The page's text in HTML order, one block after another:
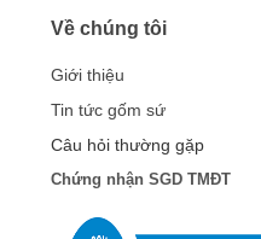
Về chúng tôi
Giới thiệu
Tin tức gốm sứ
Câu hỏi thường gặp
Chứng nhận SGD TMĐT